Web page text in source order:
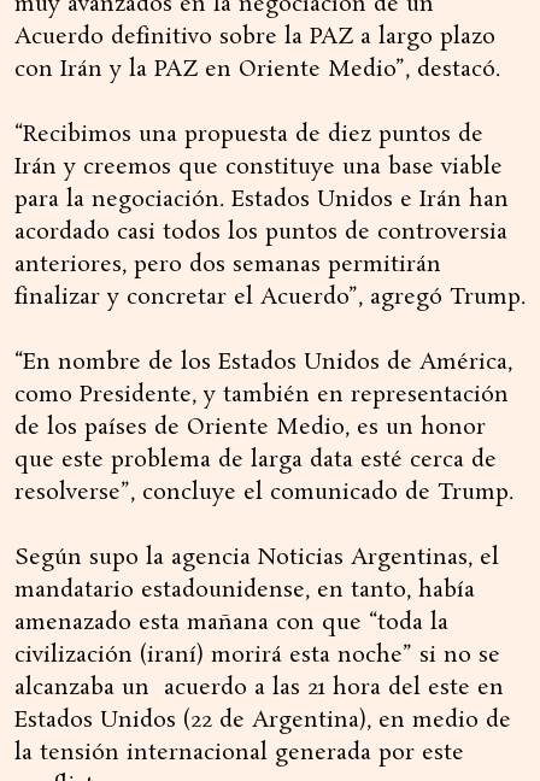
Acuerdo definitivo sobre la PAZ a largo plazo
con Irán y la PAZ en Oriente Medio”, destacó.
“Recibimos una propuesta de diez puntos de
Irán y creemos que constituye una base viable
para la negociación. Estados Unidos e Irán han
acordado casi todos los puntos de controversia
anteriores, pero dos semanas permitirán
finalizar y concretar el Acuerdo”, agregó Trump.
“En nombre de los Estados Unidos de América,
como Presidente, y también en representación
de los países de Oriente Medio, es un honor
que este problema de larga data esté cerca de
resolverse”, concluye el comunicado de Trump.
Según supo la agencia Noticias Argentinas, el
mandatario estadounidense, en tanto, había
amenazado esta mañana con que “toda la
civilización (iraní) morirá esta noche” si no se
alcanzaba un acuerdo a las 21 hora del este en
Estados Unidos (22 de Argentina), en medio de
la tensión internacional generada por este